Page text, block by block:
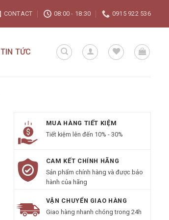
CONTACT 08:00 - 18:30 0915 922 536
TIN TỨC
MUA HÀNG TIẾT KIỆM
Tiết kiệm lên đến 10% - 30%
CAM KẾT CHÍNH HÃNG
Sản phẩm chính hàng và được bảo
hành của hãng
VẬN CHUYỂN GIAO HÀNG
Giao hàng nhanh chóng trong 24h